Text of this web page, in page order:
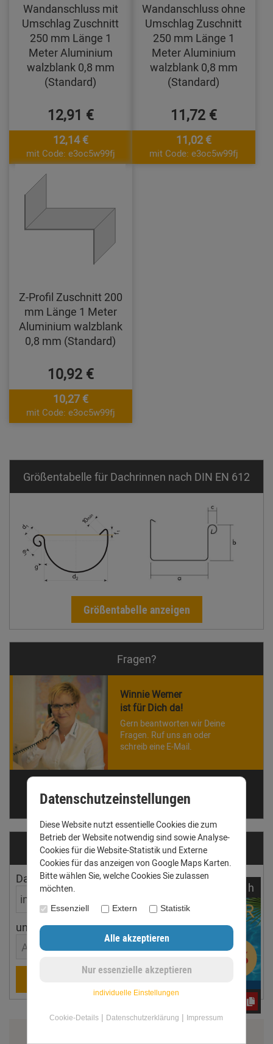
Wandanschluss mit
Umschlag Zuschnitt
250 mm Länge 1
Meter Aluminium
walzblank 0,8 mm
(Standard)
12,91 €
12,14 €
mit Code: e3oc5w99fj
Wandanschluss ohne
Umschlag Zuschnitt
250 mm Länge 1
Meter Aluminium
walzblank 0,8 mm
(Standard)
11,72 €
11,02 €
mit Code: e3oc5w99fj
Z-Profil Zuschnitt 200
mm Länge 1 Meter
Aluminium walzblank
0,8 mm (Standard)
10,92 €
10,27 €
mit Code: e3oc5w99fj
Größentabelle für Dachrinnen nach DIN EN 612
Größentabelle anzeigen
Fragen?
Winnie Werner
ist für Dich da!
Gern beantworten wir Deine
Fragen. Ruf uns an oder
schreib eine E-Mail.
anfrage@dachrinnen-shop.de
Dachrinnen­ermittler
Dachfläche Dachneigung
ungefährer Ort
Aachen
h
Datenschutzeinstellungen
Diese Website nutzt essentielle Cookies die zum
Betrieb der Website notwendig sind sowie Analyse-
Cookies für die Website-Statistik und Externe
Cookies für das anzeigen von Google Maps Karten.
Bitte wählen Sie, welche Cookies Sie zulassen
möchten.
Essenziell Extern Statistik
individuelle Einstellungen
Cookie-Details | Datenschutzerklärung | Impressum